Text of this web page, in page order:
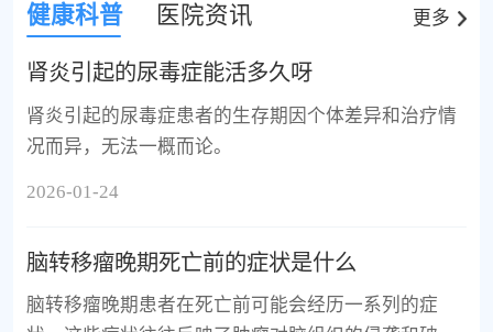
健康科普 医院资讯 更多
肾炎引起的尿毒症能活多久呀
肾炎引起的尿毒症患者的生存期因个体差异和治疗情
况而异，无法一概而论。
2026-01-24
脑转移瘤晚期死亡前的症状是什么
脑转移瘤晚期患者在死亡前可能会经历一系列的症